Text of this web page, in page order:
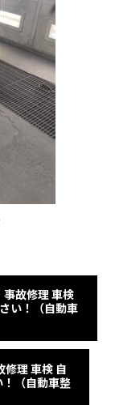
故修理 車検
い！（自動車
修理 車検 自
（自動車整